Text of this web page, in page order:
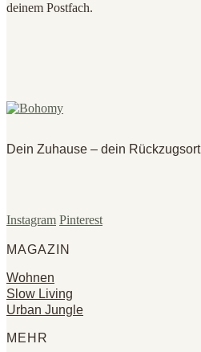
deinem Postfach.
Dein Zuhause – dein Rückzugsort
Instagram Pinterest
MAGAZIN
Wohnen
Slow Living
Urban Jungle
MEHR